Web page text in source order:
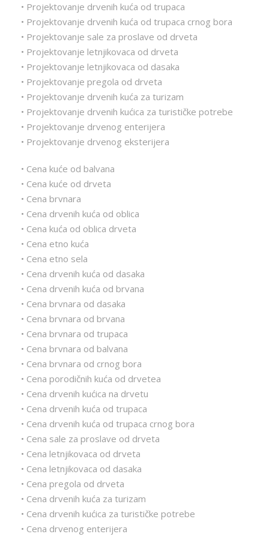
• Projektovanje drvenih kuća od trupaca
• Projektovanje drvenih kuća od trupaca crnog bora
• Projektovanje sale za proslave od drveta
• Projektovanje letnjikovaca od drveta
• Projektovanje letnjikovaca od dasaka
• Projektovanje pregola od drveta
• Projektovanje drvenih kuća za turizam
• Projektovanje drvenih kućica za turističke potrebe
• Projektovanje drvenog enterijera
• Projektovanje drvenog eksterijera
• Cena kuće od balvana
• Cena kuće od drveta
• Cena brvnara
• Cena drvenih kuća od oblica
• Cena kuća od oblica drveta
• Cena etno kuća
• Cena etno sela
• Cena drvenih kuća od dasaka
• Cena drvenih kuća od brvana
• Cena brvnara od dasaka
• Cena brvnara od brvana
• Cena brvnara od trupaca
• Cena brvnara od balvana
• Cena brvnara od crnog bora
• Cena porodičnih kuća od drvetea
• Cena drvenih kućica na drvetu
• Cena drvenih kuća od trupaca
• Cena drvenih kuća od trupaca crnog bora
• Cena sale za proslave od drveta
• Cena letnjikovaca od drveta
• Cena letnjikovaca od dasaka
• Cena pregola od drveta
• Cena drvenih kuća za turizam
• Cena drvenih kućica za turističke potrebe
• Cena drvenog enterijera